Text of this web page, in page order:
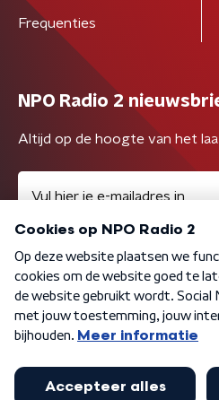
Frequenties
NPO Radio 2
Altijd op de hoogte van het
Algemene voorwaarden